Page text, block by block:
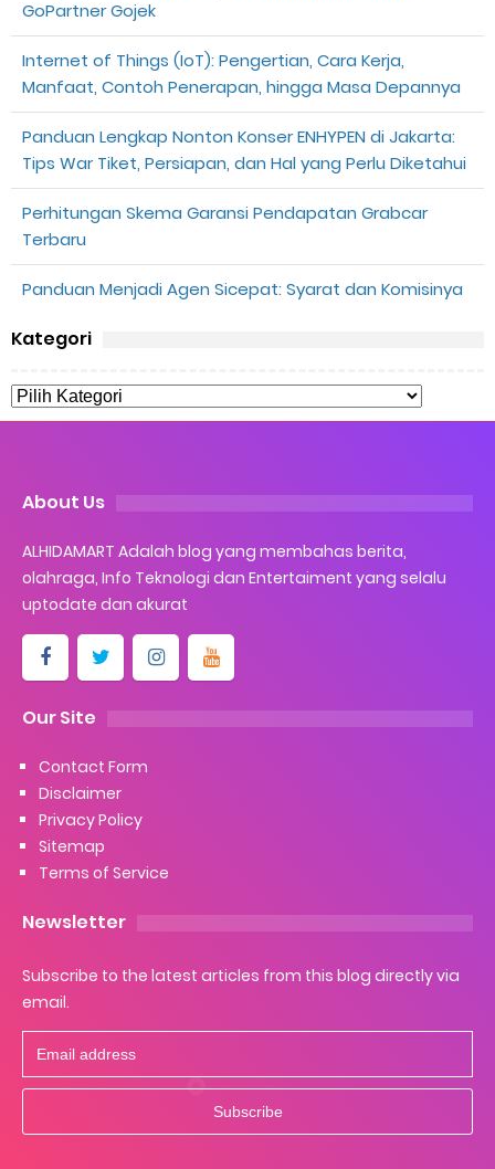
GoPartner Gojek
Internet of Things (IoT): Pengertian, Cara Kerja,
Manfaat, Contoh Penerapan, hingga Masa Depannya
Panduan Lengkap Nonton Konser ENHYPEN di Jakarta:
Tips War Tiket, Persiapan, dan Hal yang Perlu Diketahui
Perhitungan Skema Garansi Pendapatan Grabcar
Terbaru
Panduan Menjadi Agen Sicepat: Syarat dan Komisinya
Kategori
About Us
ALHIDAMART Adalah blog yang membahas berita,
olahraga, Info Teknologi dan Entertaiment yang selalu
uptodate dan akurat
Our Site
Contact Form
Disclaimer
Privacy Policy
Sitemap
Terms of Service
Newsletter
Subscribe to the latest articles from this blog directly via
email.